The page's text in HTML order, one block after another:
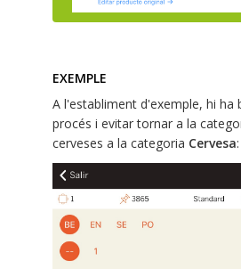
EXEMPLE
A l'establiment d'exemple, hi ha
procés i evitar tornar a la
cerveses a la categoria Cervesa: